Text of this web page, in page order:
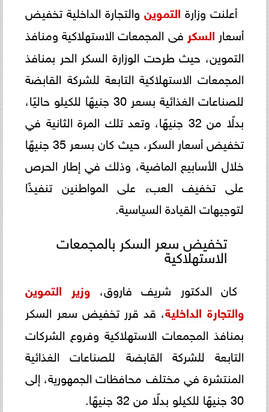
أعلنت وزارة التموينوالتجارة الداخلية تخفيض
أسعار السكر فى المجمعات الاستهلاكية ومنافذ
التموين، حيث طرحت الوزارة السكر الحر بمنافذ
المجمعات الاستهلاكية التابعة للشركة القابضة
للصناعات الغذائية بسعر 30 جنيهًا للكيلو حاليًا،
بدلًا من 32 جنيهًا، وتعد تلك المرة الثانية في
تخفيض أسعار السكر، حيث كان بسعر 35 جنيهًا
خلال الأسابيع الماضية، وذلك في إطار الحرص
على تخفيف العبء على المواطنين تنفيذًا
لتوجيهات القيادة السياسية.
تخفيض سعر السكر بالمجمعات
الاستهلاكية
كان الدكتور شريف فاروق، وزير التموين
والتجارة الداخلية، قد قرر تخفيض سعر السكر
بمنافذ المجمعات الاستهلاكية وفروع الشركات
التابعة للشركة القابضة للصناعات الغذائية
المنتشرة في مختلف محافظات الجمهورية، إلى
30 جنيهًا للكيلو بدلًا من 32 جنيهًا.